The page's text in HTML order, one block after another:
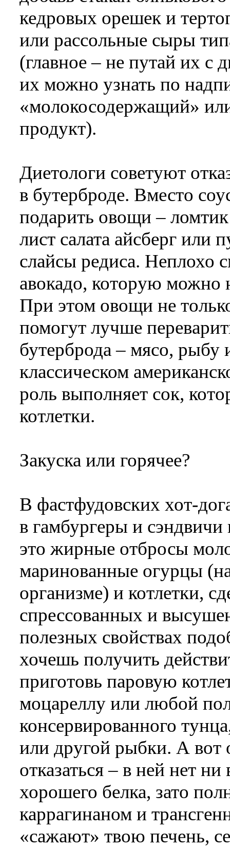
кедровых орешек и
или рассольные сыры
(главное – не путай их с
их можно узнать по
«молокосодержащий»
продукт).
Диетологи советуют
в бутерброде. Вместо
подарить овощи –
лист салата айсберг или
слайсы редиса. Неплохо
авокадо, которую можно
При этом овощи не
помогут лучше
бутерброда – мясо, рыбу
классическом
роль выполняет сок,
котлетки.
Закуска или горячее?
В фастфудовских хот-
в гамбургеры и
это жирные отбросы
маринованные огурцы
организме) и котлетки,
спрессованных и
полезных свойствах
хочешь получить
приготовь паровую
моцареллу или любой
консервированного
или другой рыбки. А
отказаться – в ней нет
хорошего белка, зато
каррагинаном и
«сажают» твою печень,